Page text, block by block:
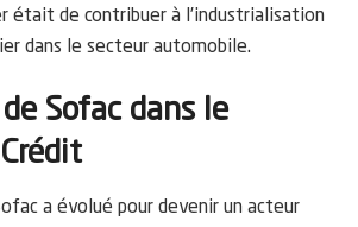
était de contribuer à l’industrialisation
dans le secteur automobile.
Sofac dans le
a évolué pour devenir un acteur